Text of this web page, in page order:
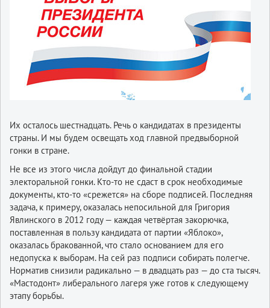
Их осталось шестнадцать. Речь о кандидатах в президенты
страны. И мы будем освещать ход главной предвыборной
гонки в стране.
Не все из этого числа дойдут до финальной стадии
электоральной гонки. Кто-то не сдаст в срок необходимые
документы, кто-то «срежется» на сборе подписей. Последняя
задача, к примеру, оказалась непосильной для Григория
Явлинского в 2012 году — каждая четвёртая закорючка,
поставленная в пользу кандидата от партии «Яблоко»,
оказалась бракованной, что стало основанием для его
недопуска к выборам. На сей раз подписи собирать полегче.
Норматив снизили радикально — в двадцать раз — до ста тысяч.
«Мастодонт» либерального лагеря уже готов к следующему
этапу борьбы.